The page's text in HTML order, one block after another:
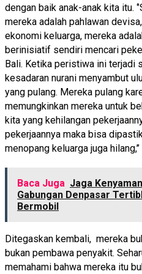
dengan baik anak-anak kita itu.
mereka adalah pahlawan
ekonomi keluarga, mereka
berinisiatif sendiri mencari
Bali. Ketika peristiwa ini terjadi
kesadaran nurani menyambut
yang pulang. Mereka pulang
memungkinkan mereka untuk
kita yang kehilangan
pekerjaannya maka bisa
menopang keluarga juga
Baca Juga Jaga
Gabungan Denpasar
Bermobil
Ditegaskan kembali, mereka
bukan pembawa penyakit.
memahami bahwa mereka itu